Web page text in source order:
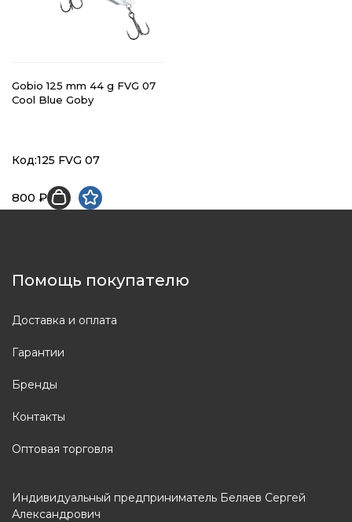
Gobio 125 mm 44 g FVG 07
Cool Blue Goby
Код:125 FVG 07
800 ₽
Помощь покупателю
Доставка и оплата
Гарантии
Бренды
Контакты
Оптовая торговля
Индивидуальный предприниматель Беляев Сергей
Александрович